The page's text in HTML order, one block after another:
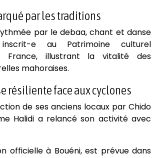
par les traditions
par le debaa, chant et danse
inscrit-e au Patrimoine culturel
France, illustrant la vitalité des
mahoraises.
résiliente face aux cyclones
de ses anciens locaux par Chido
Halidi a relancé son activité avec
officielle à Bouéni, est prévue dans